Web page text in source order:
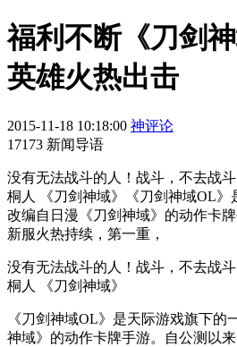
福利不断《刀剑
英雄火热出击
2015-11-18 10:18:00 神评论
17173 新闻导语
没有无法战斗的人！战斗，不去战
桐人 《刀剑神域》《刀剑神域OL》
改编自日漫《刀剑神域》的动作卡
新服火热持续，第一重，
没有无法战斗的人！战斗，不去战
桐人 《刀剑神域》
《刀剑神域OL》是天际游戏旗下的
神域》的动作卡牌手游。自公测以